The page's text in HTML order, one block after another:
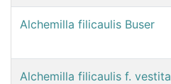
Alchemilla filicaulis Buser
Alchemilla filicaulis f. vestita